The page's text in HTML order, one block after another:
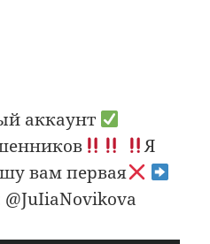
аккаунт
Я
вам первая
@JuIiaNovikova